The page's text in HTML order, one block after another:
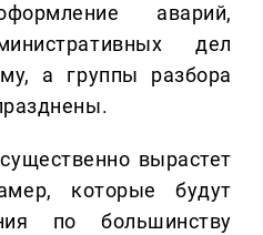
аварий,
дел
а группы разбора
существенно вырастет
которые будут
по большинству